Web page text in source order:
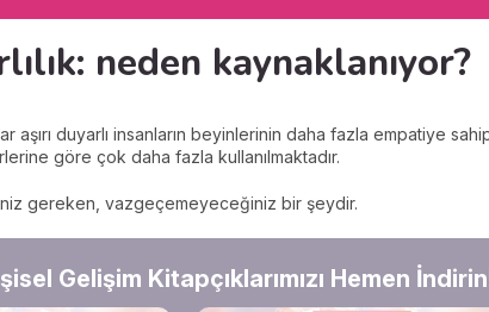
neden kaynaklanıyor?
aşırı duyarlı insanların beyinlerinin daha fazla empatiye
göre çok daha fazla kullanılmaktadır.
gereken, vazgeçemeyeceğiniz bir şeydir.
Gelişim Kitapçıklarımızı Hemen